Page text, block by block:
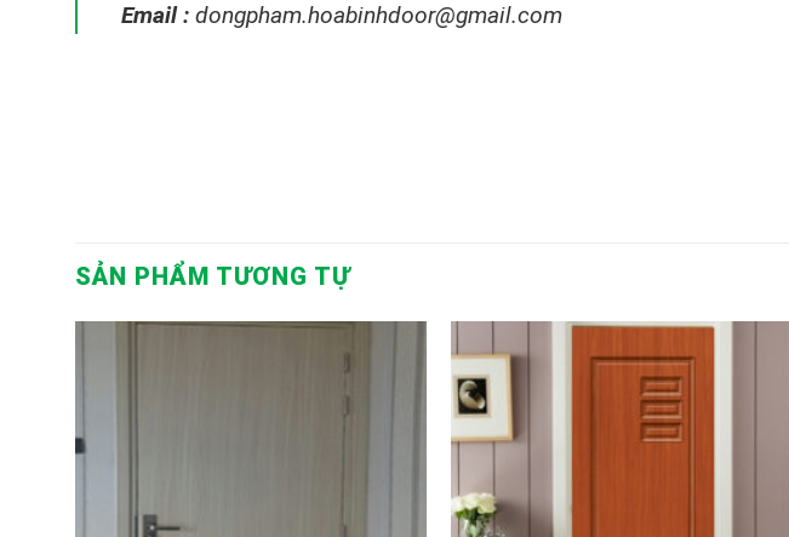
Email : dongpham.hoabinhdoor@gmail.com
SẢN PHẨM TƯƠNG TỰ